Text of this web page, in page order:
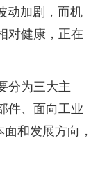
动加剧，而机
对健康，正在
分为三大主
件、面向工业
和发展方向，